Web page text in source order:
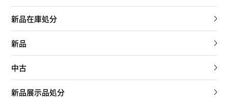
新品在庫処分
新品
中古
新品展示品処分